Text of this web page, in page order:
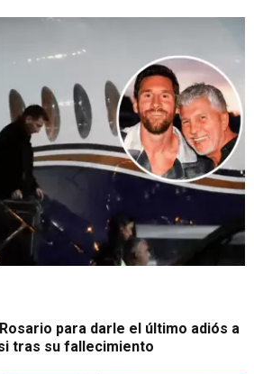
para darle el último adiós a
tras su fallecimiento